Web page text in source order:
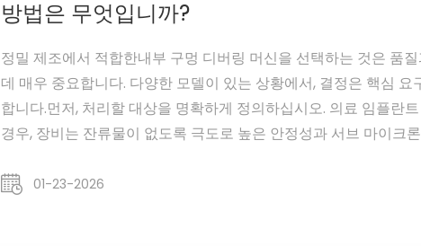
방법은 무엇입니까?
정밀 제조에서 적합한내부 구멍 디버링 머신을 선택하는 것은 품
데 매우 중요합니다. 다양한 모델이 있는 상황에서, 결정은 핵심
합니다.먼저, 처리할 대상을 명확하게 정의하십시오. 의료 임플란
경우, 장비는 잔류물이 없도록 극도로 높은 안정성과 서브 마이크
적응성, 그리고 지속적인 작동의 신뢰성이 훨씬 더 중요합니다.둘째,
01-23-2026